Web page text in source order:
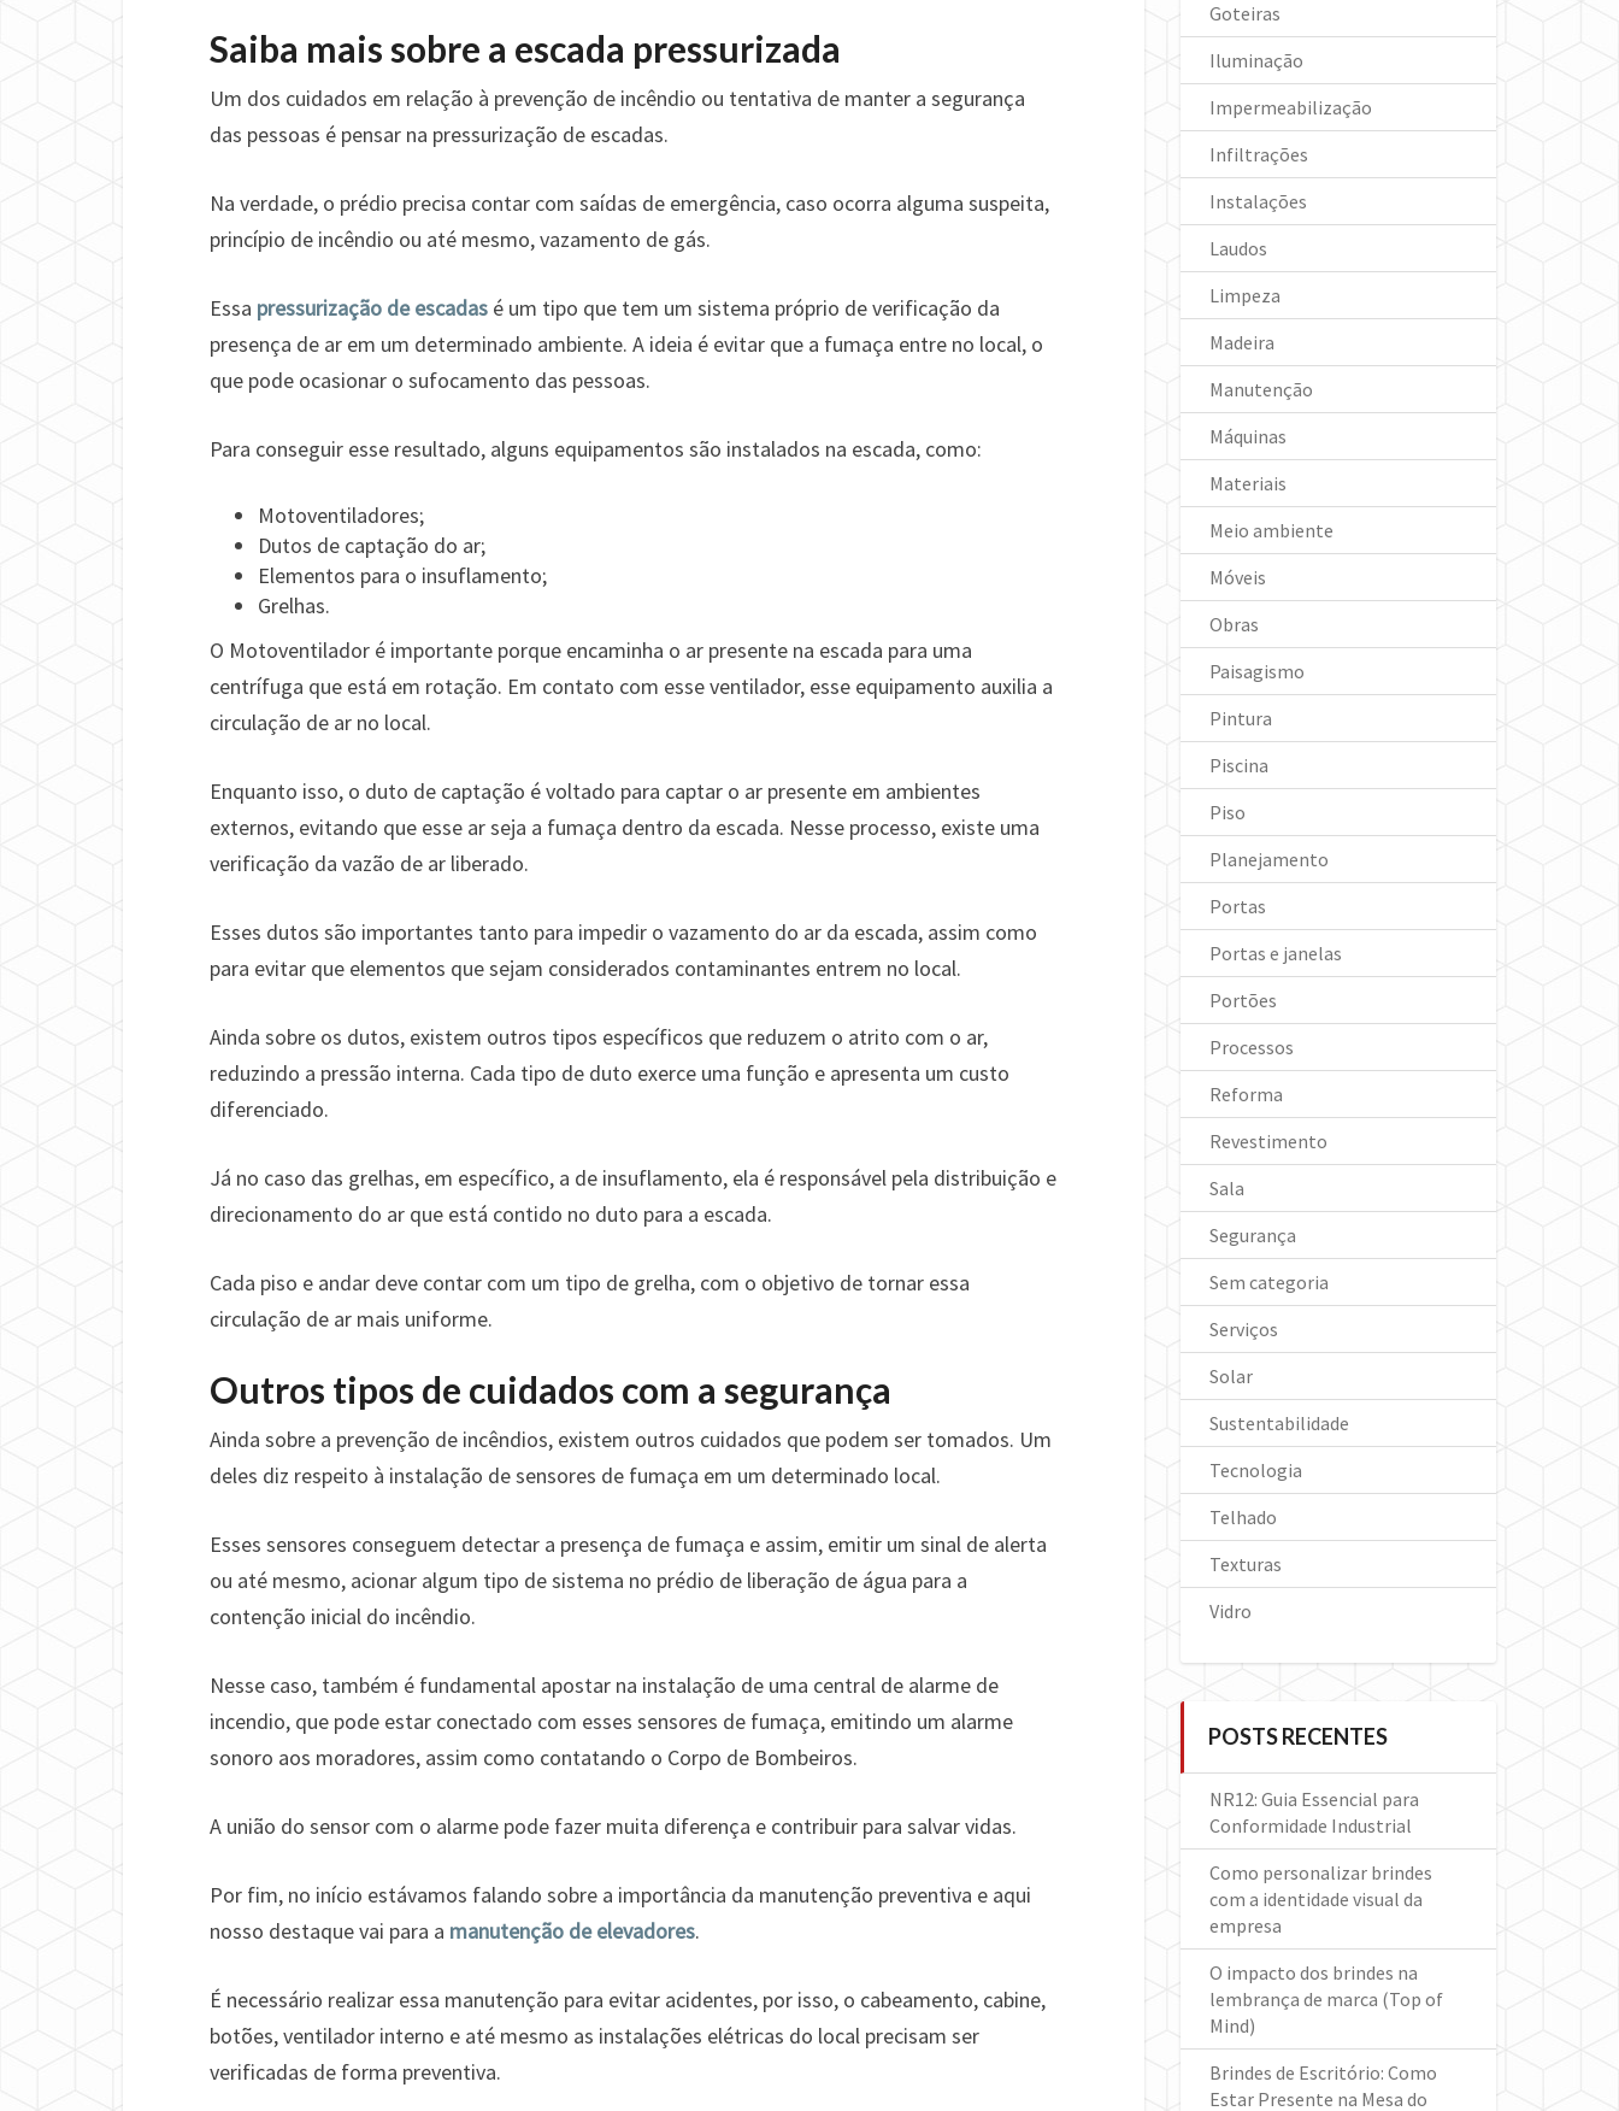
Saiba mais sobre a escada pressurizada
Um dos cuidados em relação à prevenção de incêndio ou tentativa de manter a segurança
das pessoas é pensar na pressurização de escadas.
Na verdade, o prédio precisa contar com saídas de emergência, caso ocorra alguma suspeita,
princípio de incêndio ou até mesmo, vazamento de gás.
Essa pressurização de escadas é um tipo que tem um sistema próprio de verificação da
presença de ar em um determinado ambiente. A ideia é evitar que a fumaça entre no local, o
que pode ocasionar o sufocamento das pessoas.
Para conseguir esse resultado, alguns equipamentos são instalados na escada, como:
Motoventiladores;
Dutos de captação do ar;
Elementos para o insuflamento;
Grelhas.
O Motoventilador é importante porque encaminha o ar presente na escada para uma
centrífuga que está em rotação. Em contato com esse ventilador, esse equipamento auxilia a
circulação de ar no local.
Enquanto isso, o duto de captação é voltado para captar o ar presente em ambientes
externos, evitando que esse ar seja a fumaça dentro da escada. Nesse processo, existe uma
verificação da vazão de ar liberado.
Esses dutos são importantes tanto para impedir o vazamento do ar da escada, assim como
para evitar que elementos que sejam considerados contaminantes entrem no local.
Ainda sobre os dutos, existem outros tipos específicos que reduzem o atrito com o ar,
reduzindo a pressão interna. Cada tipo de duto exerce uma função e apresenta um custo
diferenciado.
Já no caso das grelhas, em específico, a de insuflamento, ela é responsável pela distribuição e
direcionamento do ar que está contido no duto para a escada.
Cada piso e andar deve contar com um tipo de grelha, com o objetivo de tornar essa
circulação de ar mais uniforme.
Outros tipos de cuidados com a segurança
Ainda sobre a prevenção de incêndios, existem outros cuidados que podem ser tomados. Um
deles diz respeito à instalação de sensores de fumaça em um determinado local.
Esses sensores conseguem detectar a presença de fumaça e assim, emitir um sinal de alerta
ou até mesmo, acionar algum tipo de sistema no prédio de liberação de água para a
contenção inicial do incêndio.
Nesse caso, também é fundamental apostar na instalação de uma central de alarme de
incendio, que pode estar conectado com esses sensores de fumaça, emitindo um alarme
sonoro aos moradores, assim como contatando o Corpo de Bombeiros.
A união do sensor com o alarme pode fazer muita diferença e contribuir para salvar vidas.
Por fim, no início estávamos falando sobre a importância da manutenção preventiva e aqui
nosso destaque vai para a manutenção de elevadores.
É necessário realizar essa manutenção para evitar acidentes, por isso, o cabeamento, cabine,
botões, ventilador interno e até mesmo as instalações elétricas do local precisam ser
verificadas de forma preventiva.
Goteiras
Iluminação
Impermeabilização
Infiltrações
Instalações
Laudos
Limpeza
Madeira
Manutenção
Máquinas
Materiais
Meio ambiente
Móveis
Obras
Paisagismo
Pintura
Piscina
Piso
Planejamento
Portas
Portas e janelas
Portões
Processos
Reforma
Revestimento
Sala
Segurança
Sem categoria
Serviços
Solar
Sustentabilidade
Tecnologia
Telhado
Texturas
Vidro
POSTS RECENTES
NR12: Guia Essencial para
Conformidade Industrial
Como personalizar brindes
com a identidade visual da
empresa
O impacto dos brindes na
lembrança de marca (Top of
Mind)
Brindes de Escritório: Como
Estar Presente na Mesa do